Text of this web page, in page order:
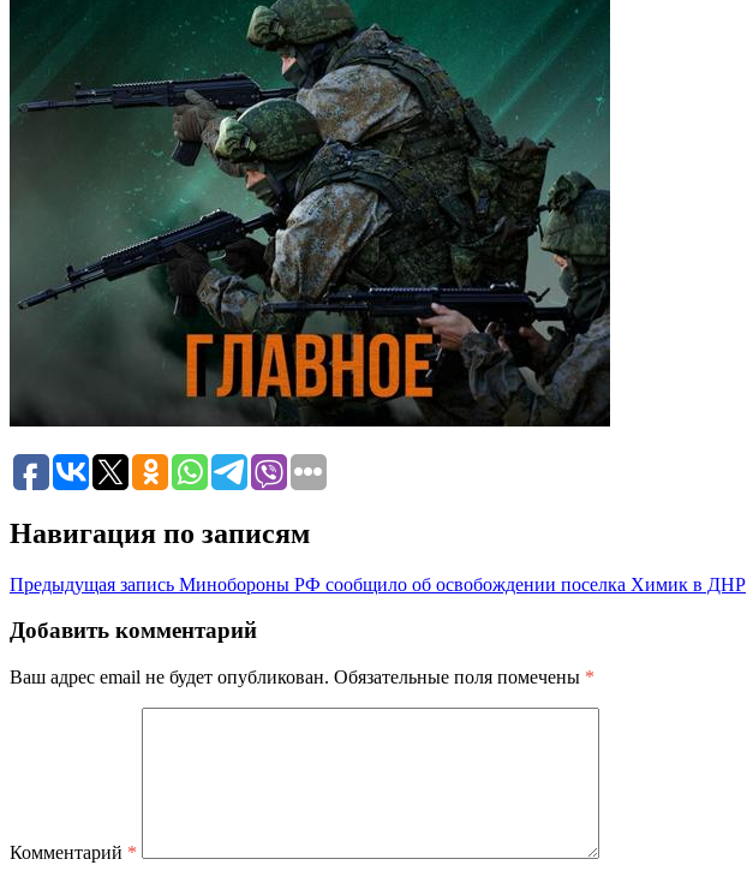
Навигация по записям
Предыдущая запись Минобороны РФ сообщило об освобождении поселка Химик в ДНР
Добавить комментарий
Ваш адрес email не будет опубликован. Обязательные поля помечены *
Комментарий *